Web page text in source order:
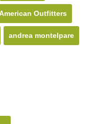
Outfitters
andrea montelpare